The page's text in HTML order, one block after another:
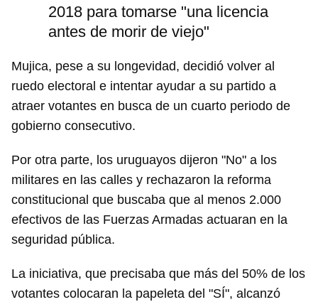
2018 para tomarse "una licencia
antes de morir de viejo"
Mujica, pese a su longevidad, decidió volver al
ruedo electoral e intentar ayudar a su partido a
atraer votantes en busca de un cuarto periodo de
gobierno consecutivo.
Por otra parte, los uruguayos dijeron "No" a los
militares en las calles y rechazaron la reforma
constitucional que buscaba que al menos 2.000
efectivos de las Fuerzas Armadas actuaran en la
seguridad pública.
La iniciativa, que precisaba que más del 50% de los
votantes colocaran la papeleta del "SÍ", alcanzó